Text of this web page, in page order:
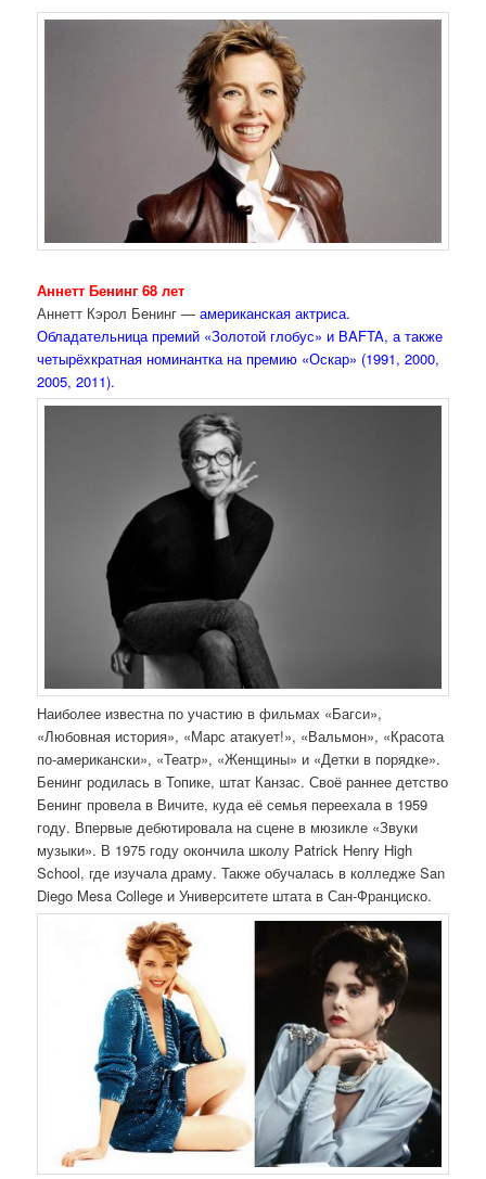
Аннетт Бенинг 68 лет
Аннетт Кэрол Бенинг —американская актриса.
Обладательница премий «Золотой глобус» и BAFTA, а также
четырёхкратная номинантка на премию «Оскар» (1991, 2000,
2005, 2011).
Наиболее известна по участию в фильмах «Багси»,
«Любовная история», «Марс атакует!», «Вальмон», «Красота
по-американски», «Театр», «Женщины» и «Детки в порядке».
Бенинг родилась в Топике, штат Канзас. Своё раннее детство
Бенинг провела в Вичите, куда её семья переехала в 1959
году. Впервые дебютировала на сцене в мюзикле «Звуки
музыки». В 1975 году окончила школу Patrick Henry High
School, где изучала драму. Также обучалась в колледже San
Diego Mesa College и Университете штата в Сан-Франциско.